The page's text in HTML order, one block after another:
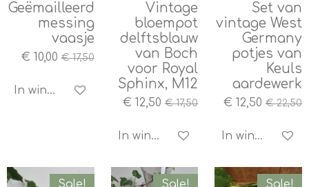
Geëmailleerd
messing
vaasje
€ 10,00 € 17,50
In winkelwagen
Vintage
bloempot
delftsblauw
van Boch
voor Royal
Sphinx, M12
€ 12,50 € 17,50
In winkelwagen
Set van
vintage West
Germany
potjes van
Keuls
aardewerk
€ 12,50 € 22,50
In winkelwagen
Sale! Sale! Sale!